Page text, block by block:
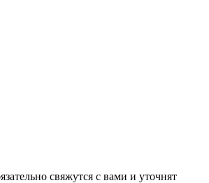
свяжутся с вами и уточнят